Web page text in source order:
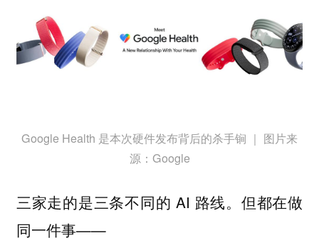
Google Health 是本次硬件发布背后的杀手锏 ｜ 图片来
源：Google
三家走的是三条不同的 AI 路线。但都在做
同一件事——